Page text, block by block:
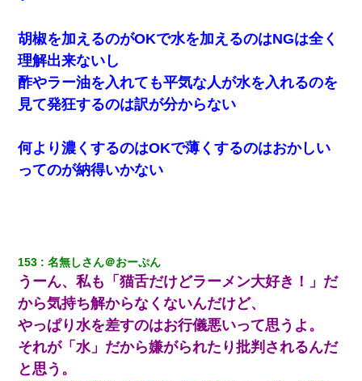
【修羅場】彼女親「カスな家柄のヤツなんかと家族になるのはご
めんだ」俺「じゃあ別れます…」→ 彼女「なんで言い返してくれ
なかったの？（泣」
嫁が弁護士を連れてきて「悪いと思うなら慰謝料を払って離婚し
ろ」→ 俺「完全に恐喝になってますね」「お前、これが詐欺だっ
全く親しくないママ友Aから突然「飲み会しよう」と誘われたがお
断りした。後日Aの企みを知ってゾッとするやら腹立つやら！
【画像】女の子「お母さん！！私ようやくファッションモデルに
選ばれたの！絶対見に来てね！」→悲しい結果がこれ・・・
胡椒を加えるのがOKで水を加えるのはNGは全く
理解出来ないし
酢やラー油を入れても平気な人が水を入れるのを
見て発狂するのは訳が分からない
何より濃くするのはOKで薄くするのはおかしい
ってのが納得いかない
153 名無しさん＠おーぷん
うーん、私も「猫舌だけどラーメン大好き！」だ
から気持ち解からなくないんだけど、
やっぱり水を差すのはお行儀悪いって思うよ。
それが「水」だから嫌がられたり批判されるんだ
と思う。